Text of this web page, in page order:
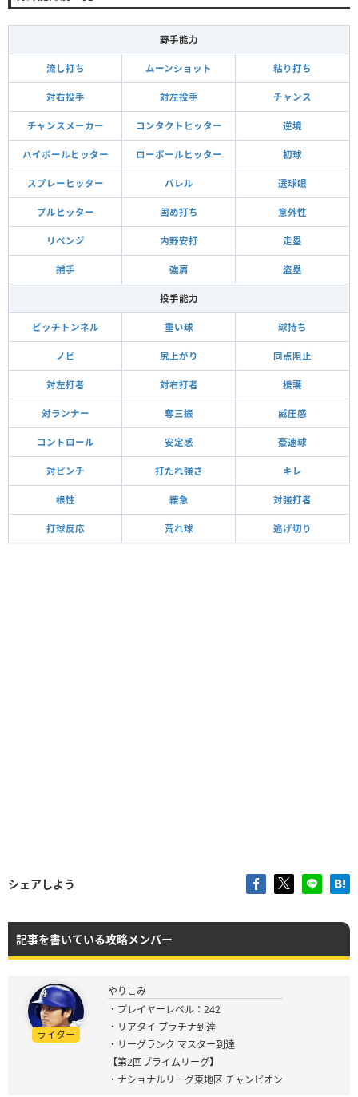
野手能力
流し打ち ムーンショット 粘り打ち
対右投手 対左投手 チャンス
チャンスメーカー コンタクトヒッター 逆境
ハイボールヒッター ローボールヒッター 初球
スプレーヒッター バレル 選球眼
プルヒッター 固め打ち 意外性
リベンジ 内野安打 走塁
捕手 強肩 盗塁
投手能力
ピッチトンネル 重い球 球持ち
ノビ 尻上がり 同点阻止
対左打者 対右打者 援護
対ランナー 奪三振 威圧感
コントロール 安定感 豪速球
対ピンチ 打たれ強さ キレ
根性 緩急 対強打者
打球反応 荒れ球 逃げ切り
シェアしよう
記事を書いている攻略メンバー
ライター
やりこみ
・プレイヤーレベル：242
・リアタイ プラチナ到達
・リーグランク マスター到達
【第2回プライムリーグ】
・ナショナルリーグ東地区 チャンピオン